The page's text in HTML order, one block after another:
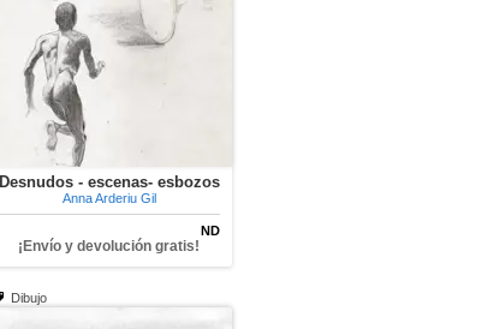
Desnudos - escenas- esbozos
Anna Arderiu Gil
ND
¡Envío y devolución gratis!
Dibujo